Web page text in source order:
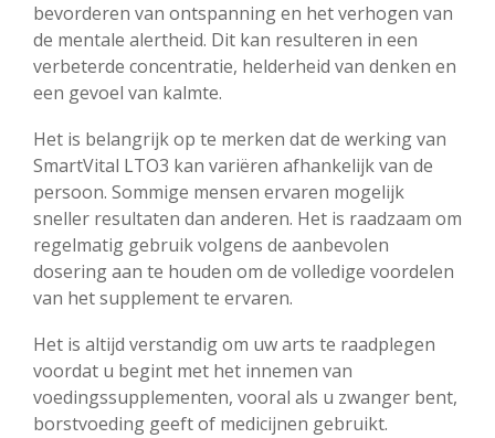
bevorderen van ontspanning en het verhogen van
de mentale alertheid. Dit kan resulteren in een
verbeterde concentratie, helderheid van denken en
een gevoel van kalmte.
Het is belangrijk op te merken dat de werking van
SmartVital LTO3 kan variëren afhankelijk van de
persoon. Sommige mensen ervaren mogelijk
sneller resultaten dan anderen. Het is raadzaam om
regelmatig gebruik volgens de aanbevolen
dosering aan te houden om de volledige voordelen
van het supplement te ervaren.
Het is altijd verstandig om uw arts te raadplegen
voordat u begint met het innemen van
voedingssupplementen, vooral als u zwanger bent,
borstvoeding geeft of medicijnen gebruikt.